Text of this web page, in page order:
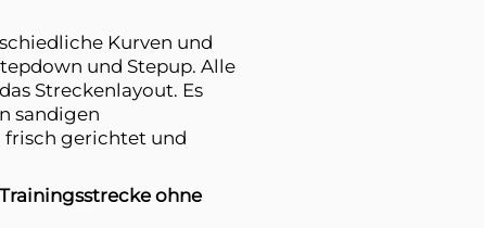
Kurven und
und Stepup. Alle
Streckenlayout. Es
sandigen
frisch gerichtet und
ohne